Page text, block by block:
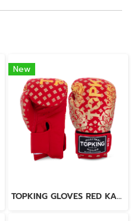
New
TOPKING GLOVES RED KANOK-02